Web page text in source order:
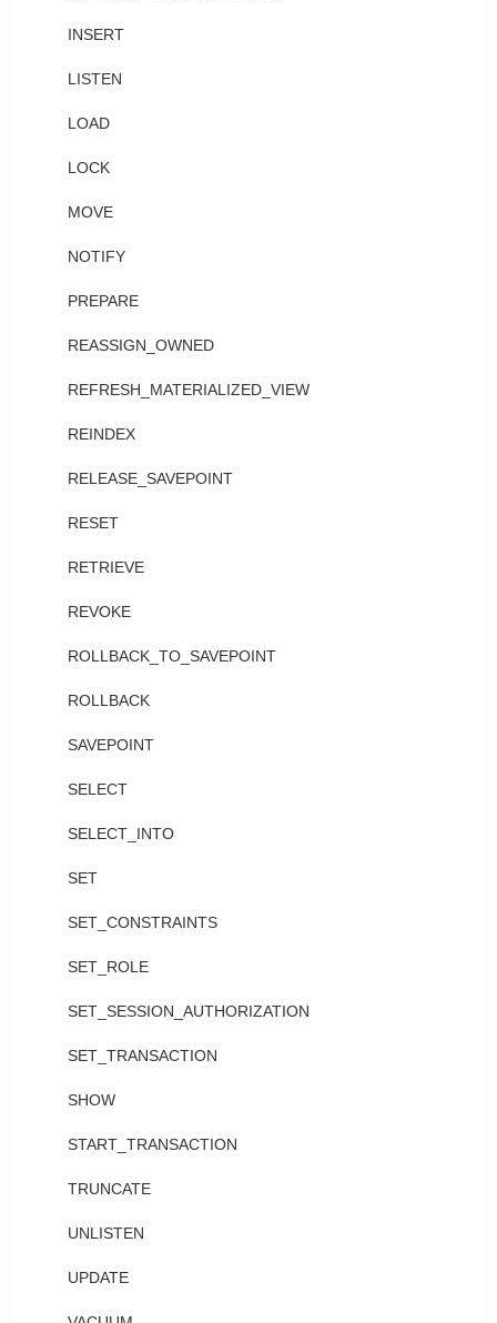
INSERT
LISTEN
LOAD
LOCK
MOVE
NOTIFY
PREPARE
REASSIGN_OWNED
REFRESH_MATERIALIZED_VIEW
REINDEX
RELEASE_SAVEPOINT
RESET
RETRIEVE
REVOKE
ROLLBACK_TO_SAVEPOINT
ROLLBACK
SAVEPOINT
SELECT
SELECT_INTO
SET
SET_CONSTRAINTS
SET_ROLE
SET_SESSION_AUTHORIZATION
SET_TRANSACTION
SHOW
START_TRANSACTION
TRUNCATE
UNLISTEN
UPDATE